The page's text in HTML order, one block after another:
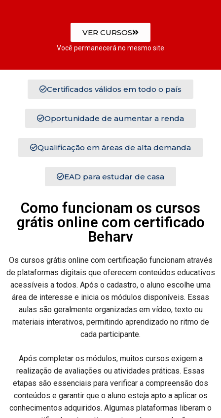
VER CURSOS
Você permanecerá no mesmo site
Certificados válidos em todo o país
Oportunidade de aumentar a renda
Qualificação em áreas de alta demanda
EAD para estudar de casa
Como funcionam os cursos
grátis online com certificado
Beharv
Os cursos grátis online com certificação funcionam através
de plataformas digitais que oferecem conteúdos educativos
acessíveis a todos. Após o cadastro, o aluno escolhe uma
área de interesse e inicia os módulos disponíveis. Essas
aulas são geralmente organizadas em vídeo, texto ou
materiais interativos, permitindo aprendizado no ritmo de
cada participante.
Após completar os módulos, muitos cursos exigem a
realização de avaliações ou atividades práticas. Essas
etapas são essenciais para verificar a compreensão dos
conteúdos e garantir que o aluno esteja apto a aplicar os
conhecimentos adquiridos. Algumas plataformas liberam o